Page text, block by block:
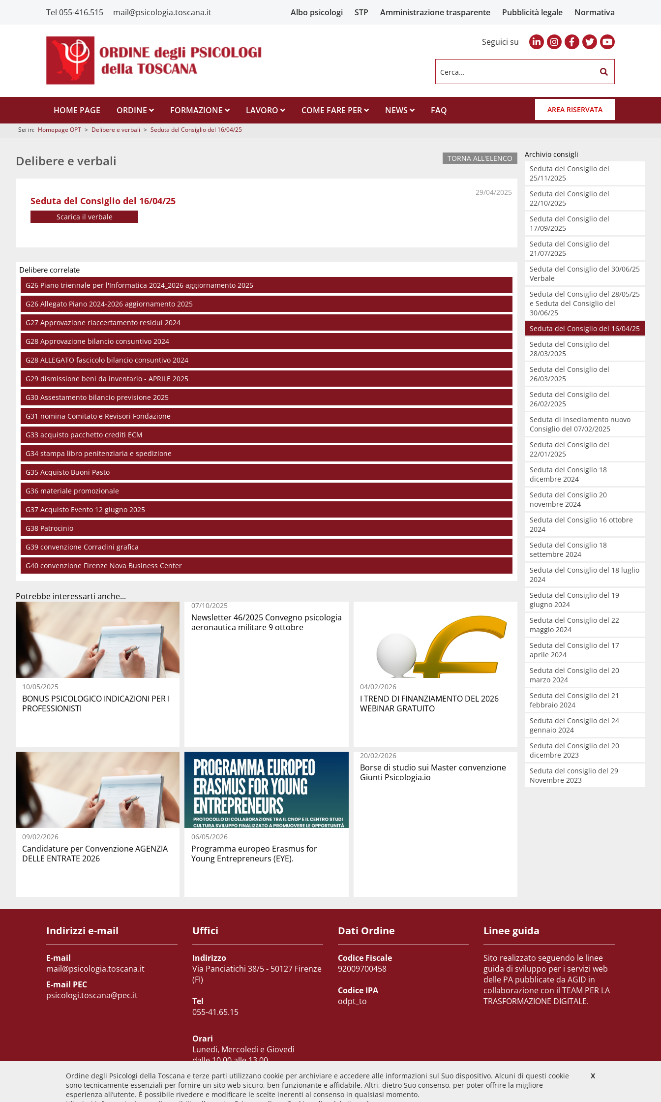
Tel 055-416.515 mail@psicologia.toscana.it Albo psicologi STP Amministrazione trasparente Pubblicità legale Normativa
Seguici su
Cerca...
HOME PAGE ORDINE FORMAZIONE LAVORO COME FARE PER NEWS FAQ AREA RISERVATA
Sei in: Homepage OPT > Delibere e verbali > Seduta del Consiglio del 16/04/25
Delibere e verbali TORNA ALL'ELENCO
Seduta del Consiglio del 16/04/25
29/04/2025
Scarica il verbale
Delibere correlate
G26 Piano triennale per l'Informatica 2024_2026 aggiornamento 2025
G26 Allegato Piano 2024-2026 aggiornamento 2025
G27 Approvazione riaccertamento residui 2024
G28 Approvazione bilancio consuntivo 2024
G28 ALLEGATO fascicolo bilancio consuntivo 2024
G29 dismissione beni da inventario - APRILE 2025
G30 Assestamento bilancio previsione 2025
G31 nomina Comitato e Revisori Fondazione
G33 acquisto pacchetto crediti ECM
G34 stampa libro penitenziaria e spedizione
G35 Acquisto Buoni Pasto
G36 materiale promozionale
G37 Acquisto Evento 12 giugno 2025
G38 Patrocinio
G39 convenzione Corradini grafica
G40 convenzione Firenze Nova Business Center
Potrebbe interessarti anche...
10/05/2025
BONUS PSICOLOGICO INDICAZIONI PER I
PROFESSIONISTI
07/10/2025
Newsletter 46/2025 Convegno psicologia
aeronautica militare 9 ottobre
04/02/2026
I TREND DI FINANZIAMENTO DEL 2026
WEBINAR GRATUITO
09/02/2026
Candidature per Convenzione AGENZIA
DELLE ENTRATE 2026
06/05/2026
Programma europeo Erasmus for
Young Entrepreneurs (EYE).
20/02/2026
Borse di studio sui Master convenzione
Giunti Psicologia.io
Archivio consigli
Seduta del Consiglio del
25/11/2025
Seduta del Consiglio del
22/10/2025
Seduta del Consiglio del
17/09/2025
Seduta del Consiglio del
21/07/2025
Seduta del Consiglio del 30/06/25
Verbale
Seduta del Consiglio del 28/05/25
e Seduta del Consiglio del
30/06/25
Seduta del Consiglio del 16/04/25
Seduta del Consiglio del
28/03/2025
Seduta del Consiglio del
26/03/2025
Seduta del Consiglio del
26/02/2025
Seduta di insediamento nuovo
Consiglio del 07/02/2025
Seduta del Consiglio del
22/01/2025
Seduta del Consiglio 18
dicembre 2024
Seduta del Consiglio 20
novembre 2024
Seduta del Consiglio 16 ottobre
2024
Seduta del Consiglio 18
settembre 2024
Seduta del Consiglio del 18 luglio
2024
Seduta del Consiglio del 19
giugno 2024
Seduta del Consiglio del 22
maggio 2024
Seduta del Consiglio del 17
aprile 2024
Seduta del Consiglio del 20
marzo 2024
Seduta del Consiglio del 21
febbraio 2024
Seduta del Consiglio del 24
gennaio 2024
Seduta del Consiglio del 20
dicembre 2023
Seduta del consiglio del 29
Novembre 2023
Indirizzi e-mail
E-mail
mail@psicologia.toscana.it
E-mail PEC
psicologi.toscana@pec.it
Uffici
Indirizzo
Via Panciatichi 38/5 - 50127 Firenze
(FI)
Tel
055-41.65.15
Orari
Lunedi, Mercoledi e Giovedì
dalle 10.00 alle 13.00
Martedi dalle 10.00 alle 15.00
Venerdì CHIUSO
Dati Ordine
Codice Fiscale
92009700458
Codice IPA
odpt_to
Linee guida
Sito realizzato seguendo le linee
guida di sviluppo per i servizi web
delle PA pubblicate da AGID in
collaborazione con il TEAM PER LA
TRASFORMAZIONE DIGITALE.
X
Ordine degli Psicologi della Toscana e terze parti utilizzano cookie per archiviare e accedere alle informazioni sul Suo dispositivo. Alcuni di questi cookie
sono tecnicamente essenziali per fornire un sito web sicuro, ben funzionante e affidabile. Altri, dietro Suo consenso, per poter offrire la migliore
esperienza all’utente. È possibile rivedere e modificare le scelte inerenti al consenso in qualsiasi momento.